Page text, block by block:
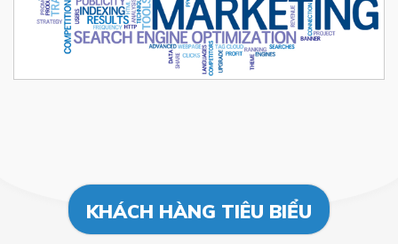
KHÁCH HÀNG TIÊU BIỂU